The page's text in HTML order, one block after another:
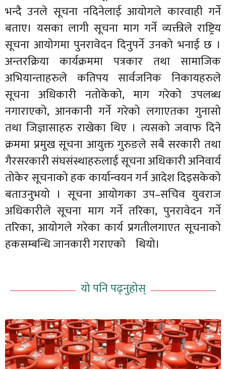
भन्दै उनले सूचना नदिनेलाई आयोगले कारवाही गर्ने
बताए। यसका लागी सूचना माग गर्ने व्यक्तीले राष्ट्रिय
सूचना आयोगमा पुनरावेदन दिनुपर्ने उनको भनाई छ ।
अन्तरक्रिया कार्यक्रममा पत्रकार तथा सामाजिक
अभियान्ताहरुले कतिपय सार्वजनिक निकायहरुले
सूचना अधिकारी नतोकेको, माग गरेको उपलब्ध
नगाराएको, आनकानी गर्ने गरेको लगाएतका गुनासो
तथा जिज्ञासाहरु राखेका थिए । त्यसको जवाफ दिने
क्रममा प्रमुख सूचना आयुक्त गुरुङले सबै सरकारी तथा
गैरसरकारी संघसंस्थाहरुलाई सूचना अधिकारी अनिवार्य
तोकेर सूचनाको हक कार्यान्वयन गर्न आदेश दिइसकेको
बताउनुभयो । सूचना आयोगका उप–सचिव युवराज
अधिकारीले सूचना माग गर्ने तरिका, पुनरावेदन गर्ने
तरिका, आयोगले गरेका कार्य प्रगतीलगाएत सूचनाको
हकसम्बन्धि जानकारी गराएको थियो।
यो पनि पढ्नुहोस्